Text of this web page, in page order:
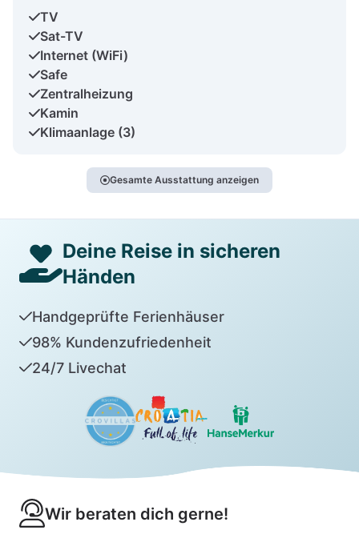
TV
Sat-TV
Internet (WiFi)
Safe
Zentralheizung
Kamin
Klimaanlage (3)
Gesamte Ausstattung anzeigen
Deine Reise in sicheren
Händen
Handgeprüfte Ferienhäuser
98% Kundenzufriedenheit
24/7 Livechat
Wir beraten dich gerne!